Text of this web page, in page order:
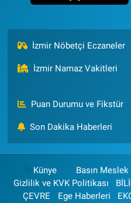
İzmir Nöbetçi Eczaneler
İzmir Namaz Vakitleri
Puan Durumu ve Fikstür
Son Dakika Haberleri
Künye Basın
Gizlilik ve KVK Politikası
ÇEVRE
Ege Haberleri